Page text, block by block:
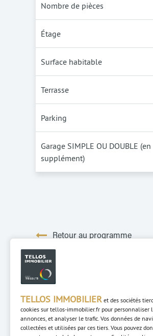
Nombre de pièces
Étage
Surface habitable
Terrasse
Parking
Garage SIMPLE OU DOUBLE (en
supplément)
Retour au programme
TELLOS IMMOBILIER et des sociétés
cookies sur tellos-immobilier.fr pour personnaliser
annonces, et analyser le trafic. Vos données de
collectées et utilisées par ces tiers. Vous pouvez